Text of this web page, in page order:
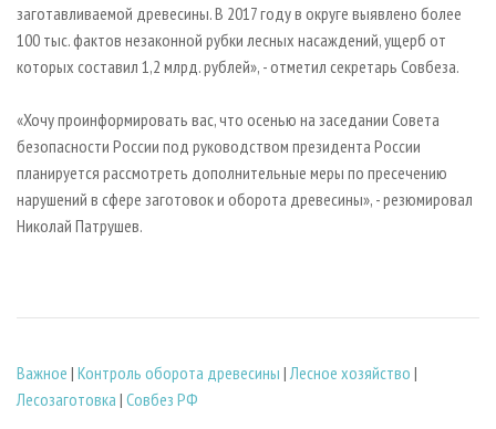
заготавливаемой древесины. В 2017 году в округе выявлено более
100 тыс. фактов незаконной рубки лесных насаждений, ущерб от
которых составил 1,2 млрд. рублей», - отметил секретарь Совбеза.
«Хочу проинформировать вас, что осенью на заседании Совета
безопасности России под руководством президента России
планируется рассмотреть дополнительные меры по пресечению
нарушений в сфере заготовок и оборота древесины», - резюмировал
Николай Патрушев.
Важное | Контроль оборота древесины | Лесное хозяйство |
Лесозаготовка | Совбез РФ